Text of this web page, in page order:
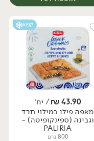
יח׳
קפוא
43.90
₪/ יח׳
מאפה פילו במילוי תרד
וגבינה (ספינקופיטה) -
PALIRIA
800 גרם